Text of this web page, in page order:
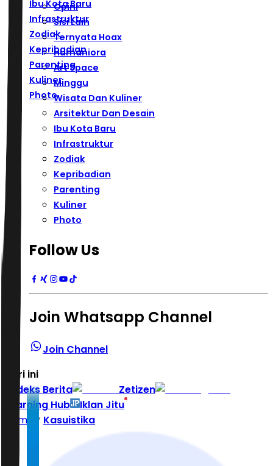
Ibu Kota Baru
Infrastruktur
Zodiak
Kepribadian
Parenting
Kuliner
Photo
Opini
Sisi Lain
Ternyata Hoax
Humaniora
Art Space
Minggu
Wisata Dan Kuliner
Arsitektur Dan Desain
Ibu Kota Baru
Infrastruktur
Zodiak
Kepribadian
Parenting
Kuliner
Photo
Follow Us
Join Whatsapp Channel
Join Channel
Hari ini
Indeks Berita
Zetizen
Learning Hub
Iklan Jitu
Home
Kasuistika